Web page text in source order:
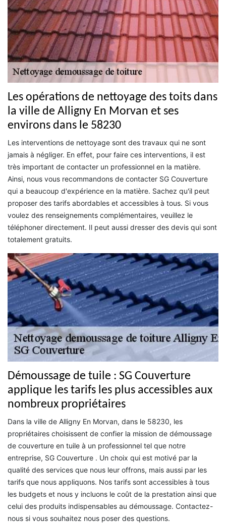
Les opérations de nettoyage des toits dans
la ville de Alligny En Morvan et ses
environs dans le 58230
Les interventions de nettoyage sont des travaux qui ne sont
jamais à négliger. En effet, pour faire ces interventions, il est
très important de contacter un professionnel en la matière.
Ainsi, nous vous recommandons de contacter SG Couverture
qui a beaucoup d'expérience en la matière. Sachez qu'il peut
proposer des tarifs abordables et accessibles à tous. Si vous
voulez des renseignements complémentaires, veuillez le
téléphoner directement. Il peut aussi dresser des devis qui sont
totalement gratuits.
Démoussage de tuile : SG Couverture
applique les tarifs les plus accessibles aux
nombreux propriétaires
Dans la ville de Alligny En Morvan, dans le 58230, les
propriétaires choisissent de confier la mission de démoussage
de couverture en tuile à un professionnel tel que notre
entreprise, SG Couverture . Un choix qui est motivé par la
qualité des services que nous leur offrons, mais aussi par les
tarifs que nous appliquons. Nos tarifs sont accessibles à tous
les budgets et nous y incluons le coût de la prestation ainsi que
celui des produits indispensables au démoussage. Contactez-
nous si vous souhaitez nous poser des questions.